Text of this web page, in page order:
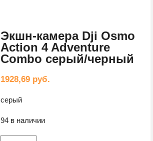
Экшн-камера Dji Osmo
Action 4 Adventure
Combo серый/черный
1928,69 руб.
серый
94 в наличии